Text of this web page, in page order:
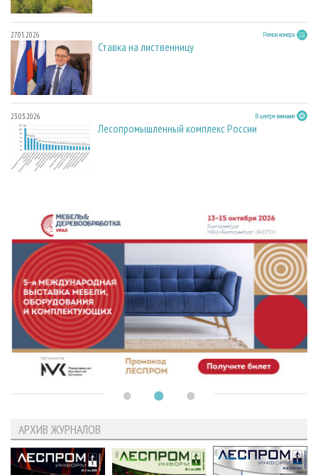
27.05.2026 Регион номера
Ставка на лиственницу
23.03.2026 В центре внимания
Лесопромышленный комплекс России
АРХИВ ЖУРНАЛОВ